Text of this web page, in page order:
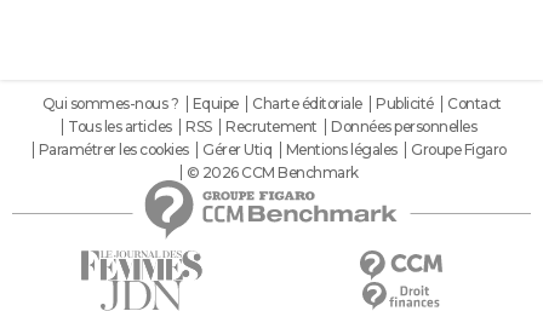
Qui sommes-nous ? Equipe Charte éditoriale Publicité
Contact
Tous les articles
RSS Recrutement
Données personnelles
Paramétrer les cookies
Gérer Utiq Mentions légales
Groupe Figaro
© 2026 CCM Benchmark